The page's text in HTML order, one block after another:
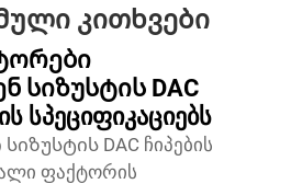
კითხვები
სიზუსტის DAC
სპეციფიკაციებს
DAC ჩიპების
ფაქტორის